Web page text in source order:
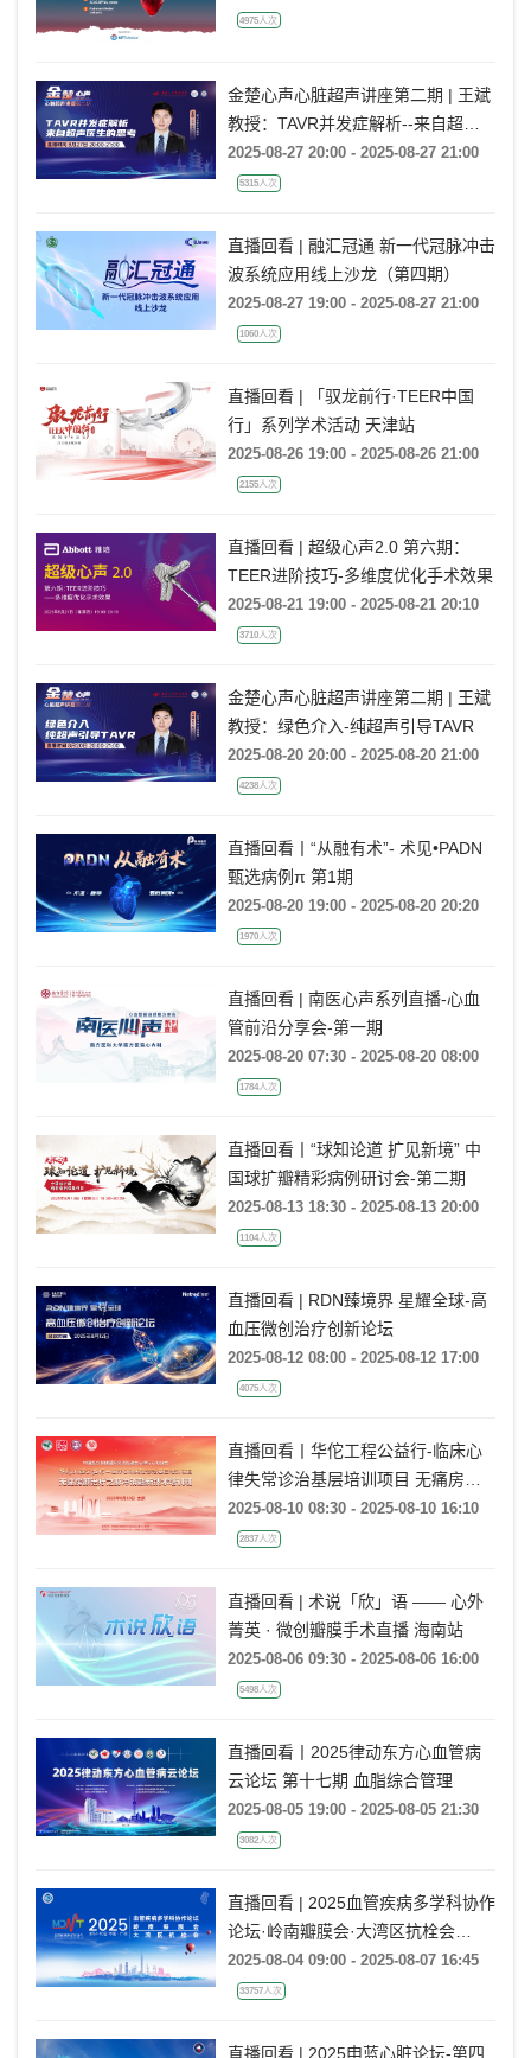
4975人次
金楚心声心脏超声讲座第二期 | 王斌
教授：TAVR并发症解析--来自超声
医生的思考
2025-08-27 20:00 - 2025-08-27 21:00
5315人次
直播回看 | 融汇冠通 新一代冠脉冲击
波系统应用线上沙龙（第四期）
2025-08-27 19:00 - 2025-08-27 21:00
1060人次
直播回看 | 「驭龙前行·TEER中国
行」系列学术活动 天津站
2025-08-26 19:00 - 2025-08-26 21:00
2155人次
直播回看 | 超级心声2.0 第六期：
TEER进阶技巧-多维度优化手术效果
2025-08-21 19:00 - 2025-08-21 20:10
3710人次
金楚心声心脏超声讲座第二期 | 王斌
教授：绿色介入-纯超声引导TAVR
2025-08-20 20:00 - 2025-08-20 21:00
4238人次
直播回看丨“从融有术”- 术见•PADN
甄选病例π 第1期
2025-08-20 19:00 - 2025-08-20 20:20
1970人次
直播回看 | 南医心声系列直播-心血
管前沿分享会-第一期
2025-08-20 07:30 - 2025-08-20 08:00
1784人次
直播回看丨“球知论道 扩见新境” 中
国球扩瓣精彩病例研讨会-第二期
2025-08-13 18:30 - 2025-08-13 20:00
1104人次
直播回看 | RDN臻境界 星耀全球-高
血压微创治疗创新论坛
2025-08-12 08:00 - 2025-08-12 17:00
4075人次
直播回看丨华佗工程公益行-临床心
律失常诊治基层培训项目 无痛房颤
治疗之脉冲消融新技术培训班
2025-08-10 08:30 - 2025-08-10 16:10
2837人次
直播回看 | 术说「欣」语 —— 心外
菁英 · 微创瓣膜手术直播 海南站
2025-08-06 09:30 - 2025-08-06 16:00
5498人次
直播回看丨2025律动东方心血管病
云论坛 第十七期 血脂综合管理
2025-08-05 19:00 - 2025-08-05 21:30
3082人次
直播回看 | 2025血管疾病多学科协作
论坛·岭南瓣膜会·大湾区抗栓会
（2025 VMDT）
2025-08-04 09:00 - 2025-08-07 16:45
33757人次
直播回看 | 2025申蓝心脏论坛-第四